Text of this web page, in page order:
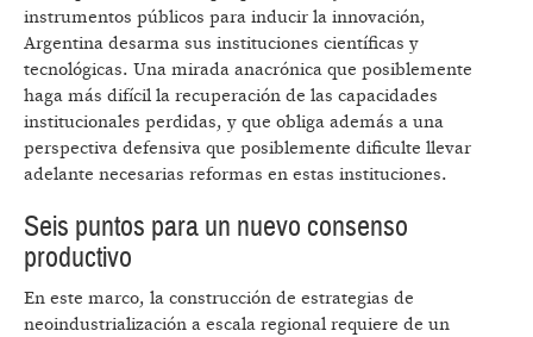
instrumentos públicos para inducir la innovación,
Argentina desarma sus instituciones científicas y
tecnológicas. Una mirada anacrónica que posiblemente
haga más difícil la recuperación de las capacidades
institucionales perdidas, y que obliga además a una
perspectiva defensiva que posiblemente dificulte llevar
adelante necesarias reformas en estas instituciones.
Seis puntos para un nuevo consenso
productivo
En este marco, la construcción de estrategias de
neoindustrialización a escala regional requiere de un